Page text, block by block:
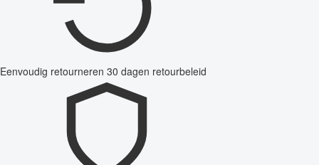
Eenvoudig retourneren 30 dagen retourbeleid